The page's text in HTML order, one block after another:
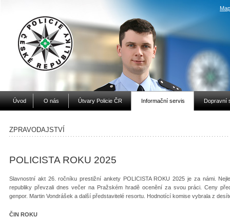
Úvod O nás Útvary Policie ČR Informační servis Dopravní
ZPRAVODAJSTVÍ
POLICISTA ROKU 2025
Slavnostní akt 26. ročníku prestižní ankety POLICISTA ROKU 2025 je za námi.
republiky převzali dnes večer na Pražském hradě ocenění za svou práci. Ceny
genpor. Martin Vondrášek a další představitelé resortu. Hodnotící komise vybrala z
ČIN ROKU